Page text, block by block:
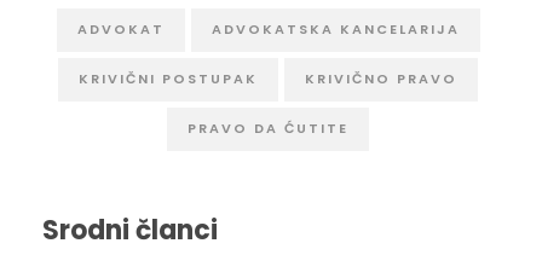
ADVOKAT ADVOKATSKA KANCELARIJA
KRIVIČNI POSTUPAK KRIVIČNO PRAVO
PRAVO DA ĆUTITE
Srodni članci